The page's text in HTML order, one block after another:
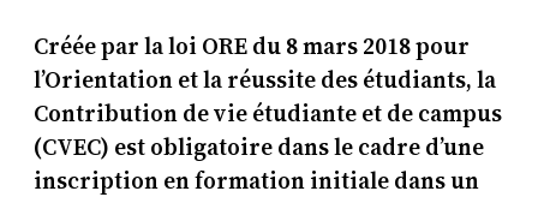
Créée par la loi ORE du 8 mars 2018 pour
l’Orientation et la réussite des étudiants, la
Contribution de vie étudiante et de campus
(CVEC) est obligatoire dans le cadre d’une
inscription en formation initiale dans un